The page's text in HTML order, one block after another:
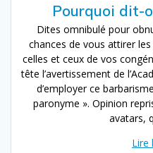
Pourquoi dit-
Dites omnibulé pour
chances de vous attirer
celles et ceux de vos
tête l’avertissement de
d’employer ce
paronyme ». Opinion
avatars,
Lire